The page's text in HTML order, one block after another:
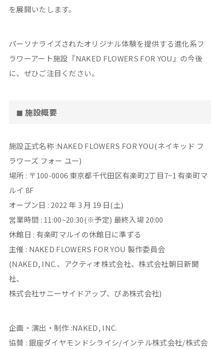
を展開いたします。
パーソナライズされたオリジナル体験を提供する進化系フ
ラワーアート施設『NAKED FLOWERS FOR YOU』の今後
に、ぜひご注目ください。
◼ 施設概要
施設正式名称 :NAKED FLOWERS FOR YOU(ネイキッド フ
ラワーズ フォー ユー)
場所 : 〒100-0006 東京都千代田区有楽町2丁目7−1 有楽町マ
ルイ 8F
オープン日 : 2022 年 3 月 19 日(土)
営業時間 : 11:00~20:30(※予定) 最終入場 20:00
休館日 : 有楽町マルイの休館日に準ずる
主催 : NAKED FLOWERS FOR YOU 製作委員会
(NAKED, INC.、アクティオ株式会社、株式会社朝日新聞
社、
株式会社サニーサイドアップ、ぴあ株式会社)
企画・演出・制作 :NAKED, INC.
協賛 : 銀座ダイヤモンドシライシ/インテル株式会社/株式会